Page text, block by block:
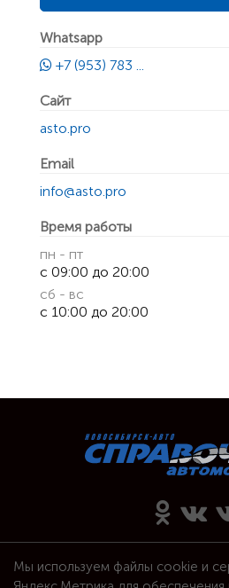
Whatsapp
+7 (953) 783 ...
Сайт
asto.pro
Email
info@asto.pro
Время работы
пн - пт
с 09:00 до 20:00
сб - вс
с 10:00 до 20:00
Каталог
Мы используем файлы cookie и